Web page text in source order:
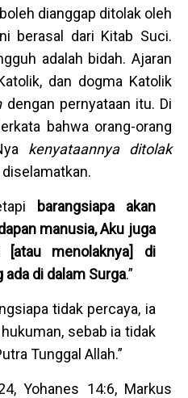
dianggap ditolak oleh
berasal dari Kitab Suci.
adalah bidah. Ajaran
dan dogma Katolik
dengan pernyataan itu. Di
bahwa orang-orang
kenyataannya ditolak
barangsiapa akan
manusia, Aku juga
[atau menolaknya] di
ada di dalam Surga.”
tidak percaya, ia
sebab ia tidak
Tunggal Allah.”
Yohanes 14:6, Markus